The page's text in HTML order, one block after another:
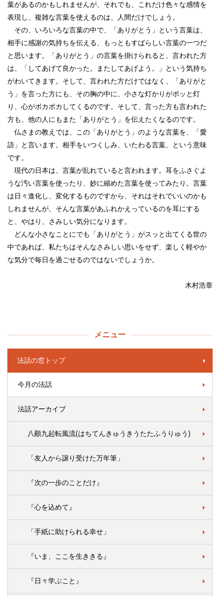
葉があるのかもしれませんが、それでも、これだけ色々な感情を
表現し、複雑な言葉を使えるのは、人間だけでしょう。
その、いろいろな言葉の中で、「ありがとう」という言葉は、
相手に感謝の気持ちを伝える、もっともすばらしい言葉の一つだ
と思います。「ありがとう」の言葉を掛けられると、言われた方
は、「してあげて良かった。またしてあげよう。」という気持ち
がわいてきます。そして、言われた方だけではなく、「ありがと
う」を言った方にも、その胸の中に、小さな灯かりがポッと灯
り、心がポカポカしてくるのです。そして、言った方も言われた
方も、他の人にもまた「ありがとう」を伝えたくなるのです。
仏さまの教えでは、この「ありがとう」のような言葉を、「愛
語」と言います。相手をいつくしみ、いたわる言葉、という意味
です。
現代の日本は、言葉が乱れていると言われます。耳をふさぐよ
うな汚い言葉を使ったり、妙に縮めた言葉を使ってみたり。言葉
は日々進化し、変化するものですから、それはそれでいいのかも
しれませんが、そんな言葉があふれかえっているのを耳にする
と、やはり、さみしい気分になります。
どんな小さなことにでも「ありがとう」がスッと出てくる世の
中であれば、私たちはそんなさみしい思いをせず、楽しく軽やか
な気分で毎日を過ごせるのではないでしょうか。
木村浩章
メニュー
法話の窓トップ
今月の法話
法話アーカイブ
八顚九起転風流(はちてんきゅうきうたたふうりゅう)
「友人から譲り受けた万年筆」
『次の一歩のことだけ』
『心を込めて』
「手紙に助けられる幸せ」
『いま、ここを生ききる』
『日々学ぶこと』